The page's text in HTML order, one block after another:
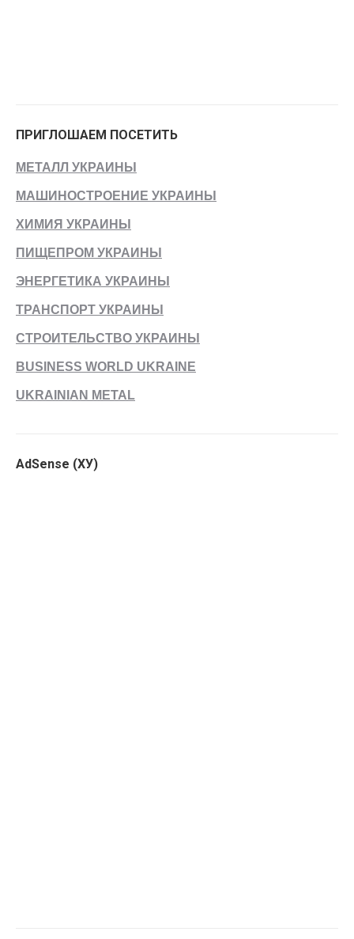
ПРИГЛОШАЕМ ПОСЕТИТЬ
МЕТАЛЛ УКРАИНЫ
МАШИНОСТРОЕНИЕ УКРАИНЫ
ХИМИЯ УКРАИНЫ
ПИЩЕПРОМ УКРАИНЫ
ЭНЕРГЕТИКА УКРАИНЫ
ТРАНСПОРТ УКРАИНЫ
СТРОИТЕЛЬСТВО УКРАИНЫ
BUSINESS WORLD UKRAINE
UKRAINIAN METAL
AdSense (ХУ)